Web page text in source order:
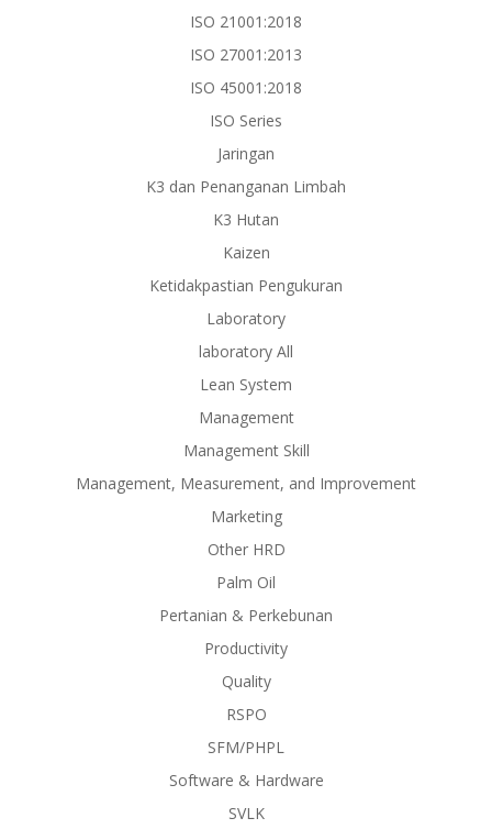
ISO 21001:2018
ISO 27001:2013
ISO 45001:2018
ISO Series
Jaringan
K3 dan Penanganan Limbah
K3 Hutan
Kaizen
Ketidakpastian Pengukuran
Laboratory
laboratory All
Lean System
Management
Management Skill
Management, Measurement, and Improvement
Marketing
Other HRD
Palm Oil
Pertanian & Perkebunan
Productivity
Quality
RSPO
SFM/PHPL
Software & Hardware
SVLK